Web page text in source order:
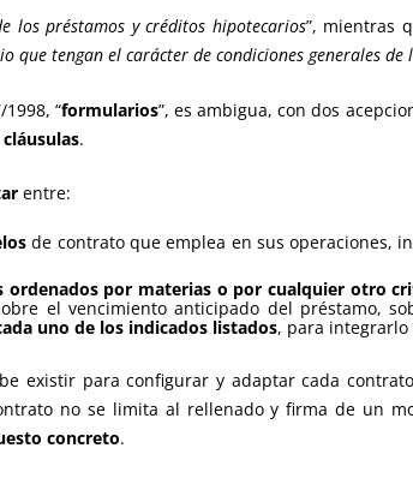
los préstamos y créditos hipotecarios”, mientras
tengan el carácter de condiciones generales
“formularios”, es ambigua, con dos
.
entre:
de contrato que emplea en sus operaciones,
ordenados por materias o por cualquier otro
el vencimiento anticipado del préstamo,
uno de los indicados listados, para integrarlo
existir para configurar y adaptar cada
no se limita al rellenado y firma de un
concreto.